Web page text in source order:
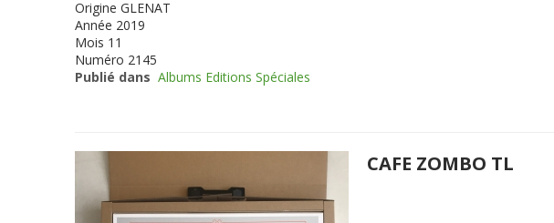
Origine GLENAT
Année 2019
Mois 11
Numéro 2145
Publié dans Albums Editions Spéciales
CAFE ZOMBO TL